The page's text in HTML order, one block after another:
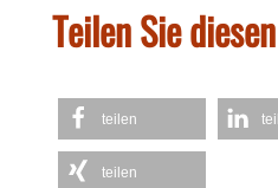
Teilen Sie
teilen
teilen